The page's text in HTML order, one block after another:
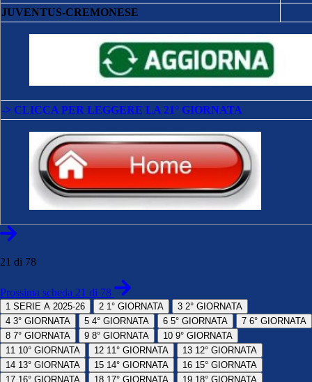
JUVENTUS-CREMONESE
-> CLICCA PER LEGGERE LA 21° GIORNATA
21 di 78
Prossima scheda 21 di 78
1 SERIE A 2025-26 2 1° GIORNATA 3 2° GIORNATA
4 3° GIORNATA 5 4° GIORNATA 6 5° GIORNATA 7 6° GIORNATA
8 7° GIORNATA 9 8° GIORNATA 10 9° GIORNATA
11 10° GIORNATA 12 11° GIORNATA 13 12° GIORNATA
14 13° GIORNATA 15 14° GIORNATA 16 15° GIORNATA
17 16° GIORNATA 18 17° GIORNATA 19 18° GIORNATA